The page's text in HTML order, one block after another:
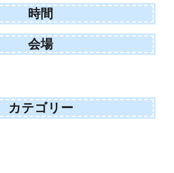
時間
会場
カテゴリー